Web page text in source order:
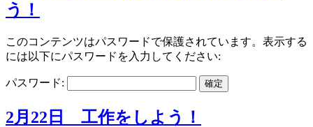
う！
このコンテンツはパスワードで保護されています。表示する
には以下にパスワードを入力してください:
パスワード:
2月22日 工作をしよう！